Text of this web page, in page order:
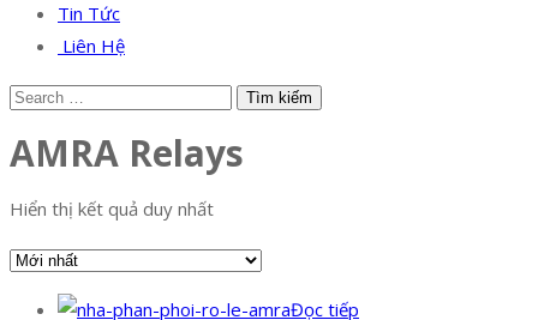
Tin Tức
Liên Hệ
AMRA Relays
Hiển thị kết quả duy nhất
Đọc tiếp